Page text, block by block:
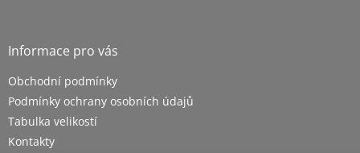
Informace pro vás
Obchodní podmínky
Podmínky ochrany osobních údajů
Tabulka velikostí
Kontakty